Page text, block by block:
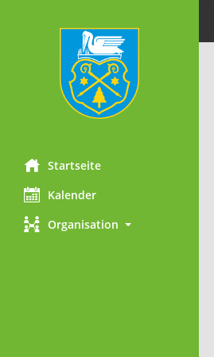
Startseite
Kalender
Organisation